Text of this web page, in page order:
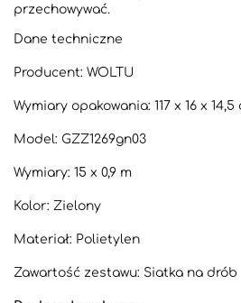
przechowywać.
Dane techniczne
Producent: WOLTU
Wymiary opakowania: 117 x 16 x 14,5
Model: GZZ1269gn03
Wymiary: 15 x 0,9 m
Kolor: Zielony
Materiał: Polietylen
Zawartość zestawu: Siatka na drób